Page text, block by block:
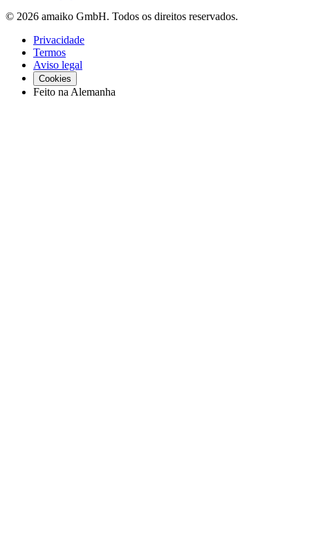
© 2026 amaiko GmbH. Todos os direitos reservados.
Privacidade
Termos
Aviso legal
Cookies
Feito na Alemanha